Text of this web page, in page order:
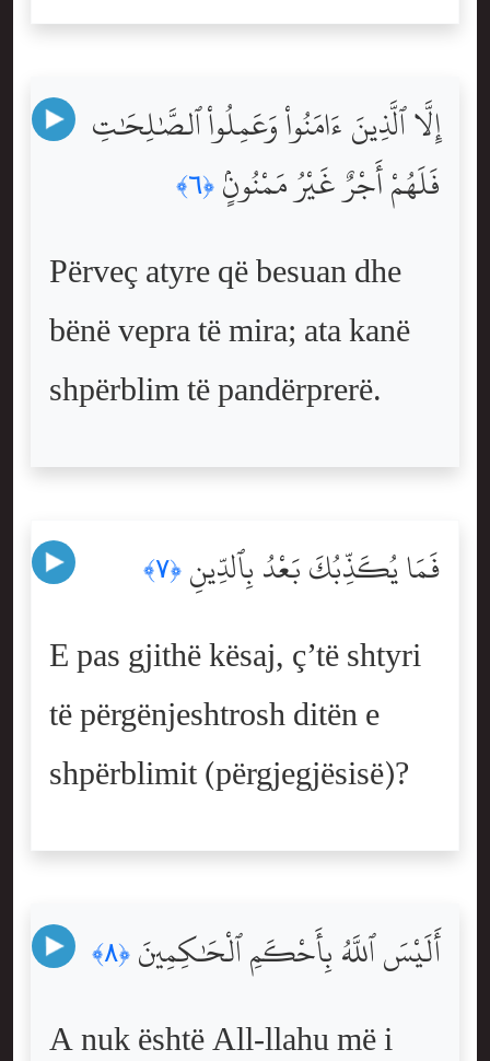
إِلَّا ٱلَّذِينَ ءَامَنُواْ وَعَمِلُواْ ٱلصَّٰلِحَٰتِ
فَلَهُمْ أَجْرٌ غَيْرُ مَمْنُونٍۢ ﴿٦﴾
Përveç atyre që besuan dhe
bënë vepra të mira; ata kanë
shpërblim të pandërprerë.
فَمَا يُكَذِّبُكَ بَعْدُ بِٱلدِّينِ ﴿٧﴾
E pas gjithë kësaj, ç’të shtyri
të përgënjeshtrosh ditën e
shpërblimit (përgjegjësisë)?
أَلَيْسَ ٱللَّهُ بِأَحْكَمِ ٱلْحَٰكِمِينَ ﴿٨﴾
A nuk është All-llahu më i